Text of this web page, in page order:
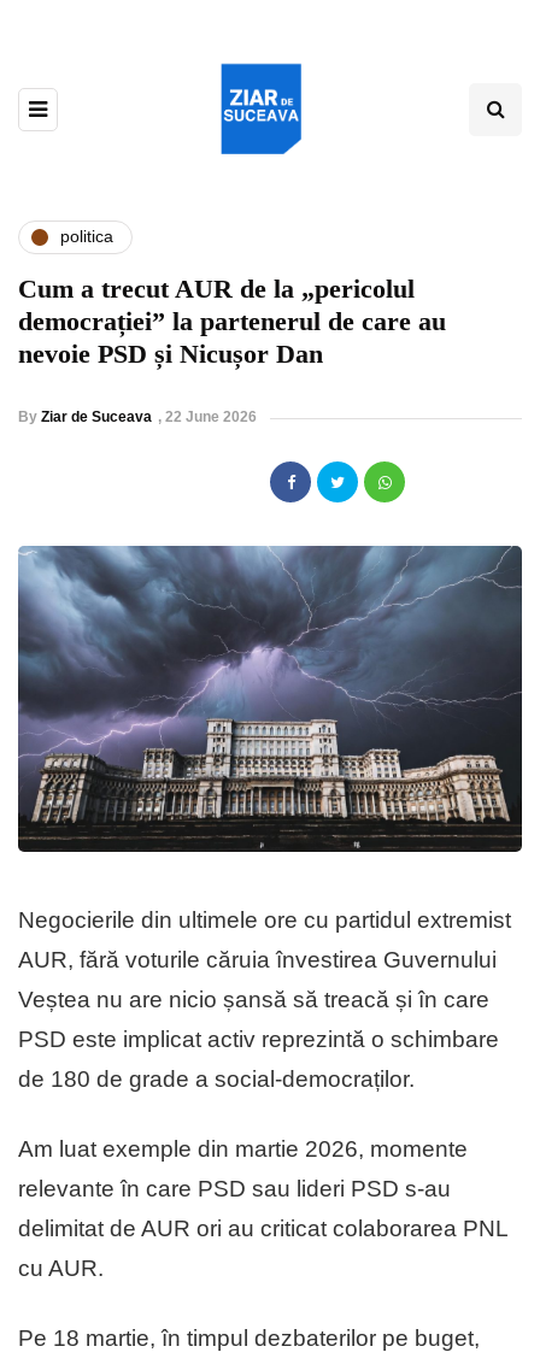
politica
Cum a trecut AUR de la „pericolul
democrației” la partenerul de care au
nevoie PSD și Nicușor Dan
By Ziar de Suceava , 22 June 2026
Negocierile din ultimele ore cu partidul extremist
AUR, fără voturile căruia învestirea Guvernului
Veștea nu are nicio șansă să treacă și în care
PSD este implicat activ reprezintă o schimbare
de 180 de grade a social-democraților.
Am luat exemple din martie 2026, momente
relevante în care PSD sau lideri PSD s-au
delimitat de AUR ori au criticat colaborarea PNL
cu AUR.
Pe 18 martie, în timpul dezbaterilor pe buget,